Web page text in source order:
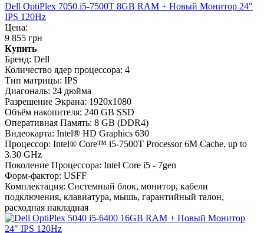
Dell OptiPlex 7050 i5-7500T 8GB RAM + Новый Монитор 24"
IPS 120Hz
Цена:
9 855 грн
Купить
Бренд: Dell
Количество ядер процессора: 4
Тип матрицы: IPS
Диагональ: 24 дюйма
Разрешение Экрана: 1920x1080
Объём накопителя: 240 GB SSD
Оперативная Память: 8 GB (DDR4)
Видеокарта: Intel® HD Graphics 630
Процессор: Intel® Core™ i5-7500T Processor 6M Cache, up to
3.30 GHz
Поколение Процессора: Intel Core i5 - 7gen
Форм-фактор: USFF
Комплектация: Системный блок, монитор, кабели
подключения, клавиатура, мышь, гарантийный талон,
расходная накладная